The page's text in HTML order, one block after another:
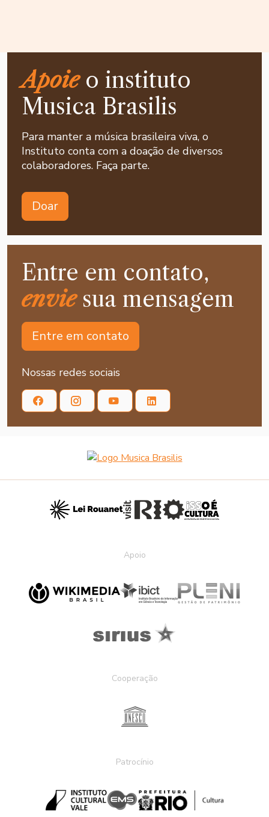
Apoieo instituto
Musica Brasilis
Para manter a música brasileira viva, o
Instituto conta com a doação de diversos
colaboradores. Faça parte.
Doar
Entre em contato,
enviesua mensagem
Entre em contato
Nossas redes sociais
Apoio
Cooperação
Patrocínio